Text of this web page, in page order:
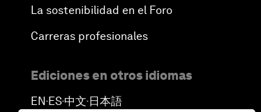
La sostenibilidad en el Foro
Carreras profesionales
Ediciones en otros idiomas
EN ▪ ES▪中文▪ 日本語